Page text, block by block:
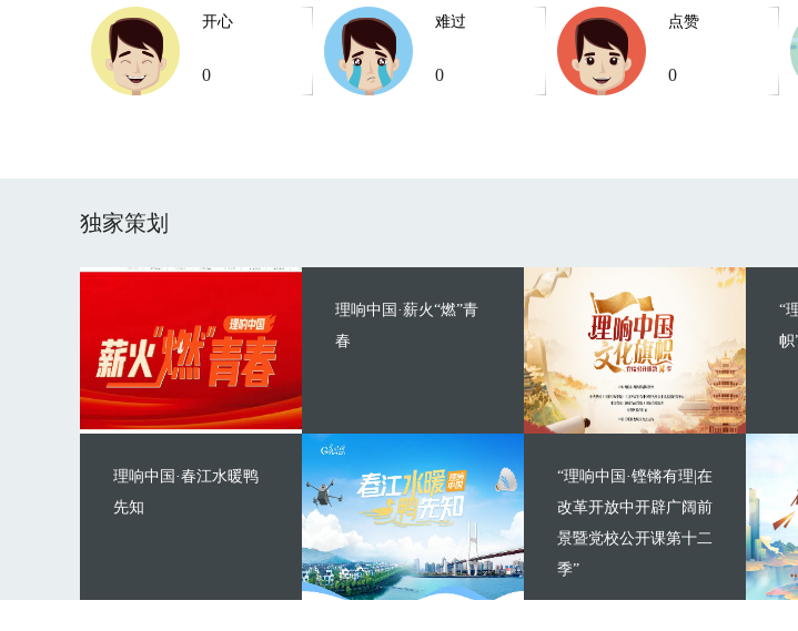
开心
0
难过
0
点赞
0
独家策划
理响中国·薪火“燃”青
春
理响中国·春江水暖鸭
先知
“
帜
“理响中国·铿锵有理|在
改革开放中开辟广阔前
景暨党校公开课第十二
季”